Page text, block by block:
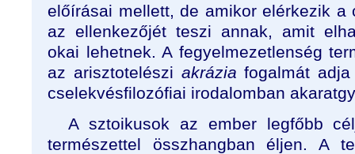
előírásai mellett, de amikor elérkezik a
az ellenkezőjét teszi annak, amit
okai lehetnek. A fegyelmezetlenség
az arisztotelészi akrázia fogalmát
cselekvésfilozófiai irodalomban
A sztoikusok az ember legfőbb
természettel összhangban éljen. A